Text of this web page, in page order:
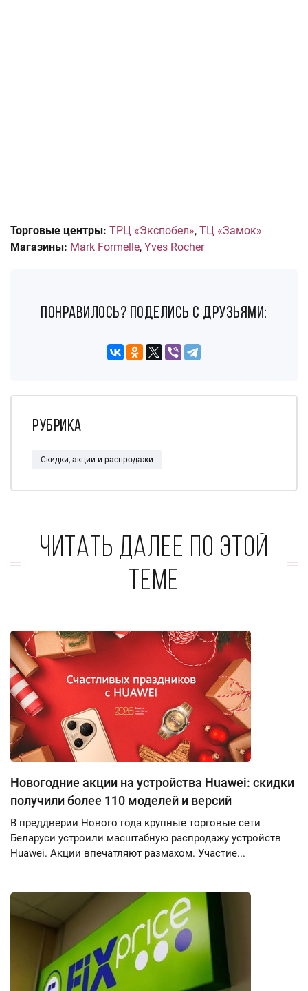
Торговые центры: ТРЦ «Экспобел», ТЦ «Замок»
Магазины: Mark Formelle, Yves Rocher
понравилось? поделись с друзьями:
Рубрика
Скидки, акции и распродажи
Читать далее по этой
теме
Новогодние акции на устройства Huawei: скидки
получили более 110 моделей и версий
В преддверии Нового года крупные торговые сети
Беларуси устроили масштабную распродажу устройств
Huawei. Акции впечатляют размахом. Участие...